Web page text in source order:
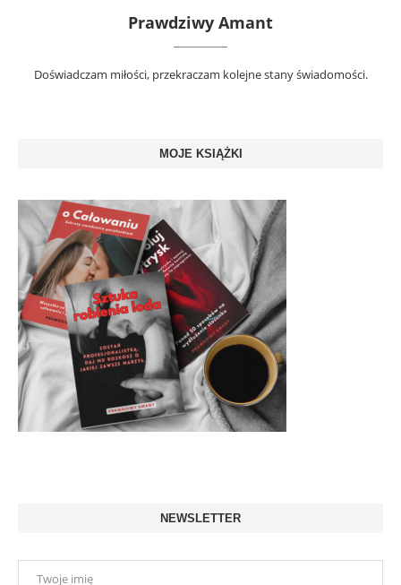
Prawdziwy Amant
Doświadczam miłości, przekraczam kolejne stany świadomości.
MOJE KSIĄŻKI
NEWSLETTER